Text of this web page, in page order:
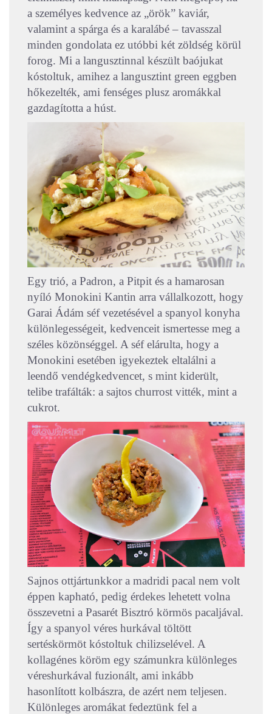
a személyes kedvence az „örök” kaviár,
valamint a spárga és a karalábé – tavasszal
minden gondolata ez utóbbi két zöldség körül
forog. Mi a langusztinnal készült baójukat
kóstoltuk, amihez a langusztint green eggben
hőkezelték, ami fenséges plusz aromákkal
gazdagította a húst.
Egy trió, a Padron, a Pitpit és a hamarosan
nyíló Monokini Kantin arra vállalkozott, hogy
Garai Ádám séf vezetésével a spanyol konyha
különlegességeit, kedvenceit ismertesse meg a
széles közönséggel. A séf elárulta, hogy a
Monokini esetében igyekeztek eltalálni a
leendő vendégkedvencet, s mint kiderült,
telibe trafálták: a sajtos churrost vitték, mint a
cukrot.
Sajnos ottjártunkkor a madridi pacal nem volt
éppen kapható, pedig érdekes lehetett volna
összevetni a Pasarét Bisztró körmös pacaljával.
Így a spanyol véres hurkával töltött
sertéskörmöt kóstoltuk chilizselével. A
kollagénes köröm egy számunkra különleges
véreshurkával fuzionált, ami inkább
hasonlított kolbászra, de azért nem teljesen.
Különleges aromákat fedeztünk fel a